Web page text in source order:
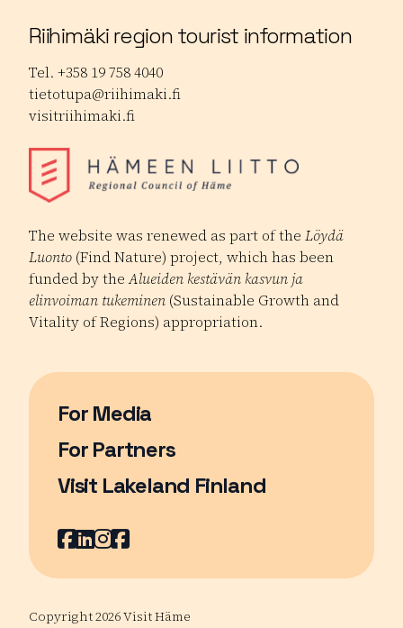
Riihimäki region tourist information
Tel. +358 19 758 4040
tietotupa@riihimaki.fi
visitriihimaki.fi
The website was renewed as part of the Löydä
Luonto (Find Nature) project, which has been
funded by theAlueiden kestävän kasvun ja
elinvoiman tukeminen (Sustainable Growth and
Vitality of Regions) appropriation.
For Media
For Partners
Visit Lakeland Finland
Page opens in a new window
Facebook
Page opens in a new window
LinkedIn
Page opens in a new window
Instagram
Page opens in a new window
Youtube
Page opens in a new window
Copyright 2026 Visit Häme